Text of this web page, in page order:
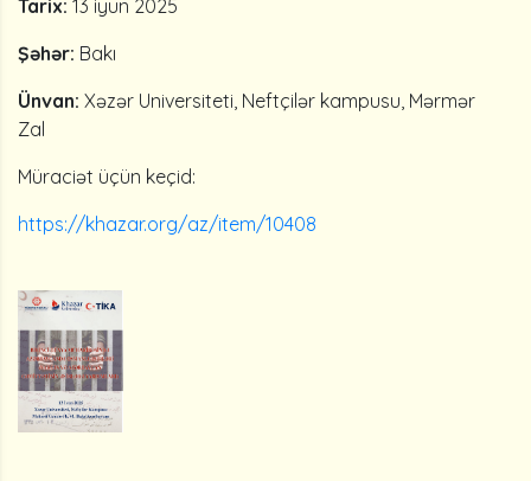
Tarix: 13 iyun 2025
Şəhər: Bakı
Ünvan: Xəzər Universiteti, Neftçilər kampusu, Mərmər
Zal
Müraciət üçün keçid:
https://khazar.org/az/item/10408